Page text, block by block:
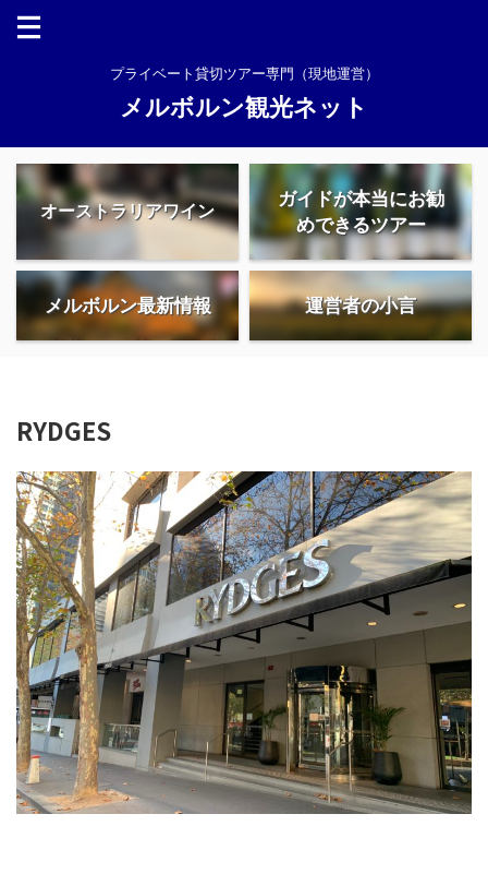
プライベート貸切ツアー専門（現地運営）
メルボルン観光ネット
オーストラリアワイン
ガイドが本当にお勧
めできるツアー
メルボルン最新情報 運営者の小言
RYDGES